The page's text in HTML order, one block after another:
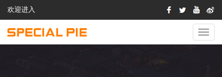
欢迎进入
切
换